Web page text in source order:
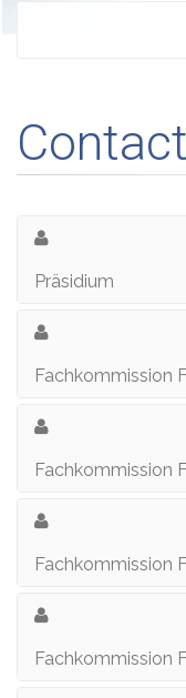
Präsidium
Fachkommission
Fachkommission
Fachkommission
Fachkommission